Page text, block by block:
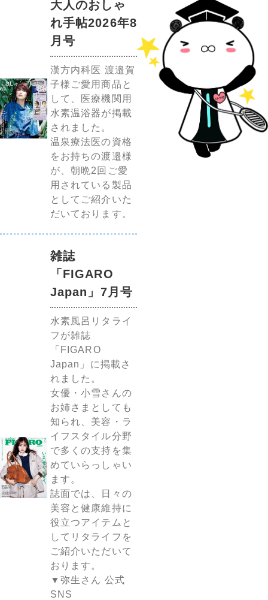
大人のおしゃ
れ手帖2026年8
月号
漢方内科医 渡邉賀
子様ご愛用商品と
して、医療機関用
水素温浴器が掲載
されました。
温泉療法医の資格
をお持ちの渡邉様
が、朝晩2回ご愛
用されている製品
としてご紹介いた
だいております。
雑誌
「FIGARO
Japan」7月号
水素風呂リタライ
フが雑誌
「FIGARO
Japan」に掲載さ
れました。
女優・小雪さんの
お姉さまとしても
知られ、美容・ラ
イフスタイル分野
で多くの支持を集
めていらっしゃい
ます。
誌面では、日々の
美容と健康維持に
役立つアイテムと
してリタライフを
ご紹介いただいて
おります。
▼弥生さん 公式
SNS